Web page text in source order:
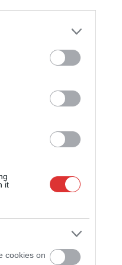
it
cookies on
Pénteken újra
Napokon
elnököt az
Kiterjedt tüzek
Harmadfokú
Szolnokon
bevetettek a
A zárkában
Váratlan
Kecskemét
A
száz
Csődbe ment